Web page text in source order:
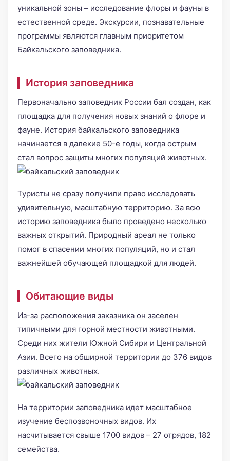
уникальной зоны – исследование флоры и фауны в
естественной среде. Экскурсии, познавательные
программы являются главным приоритетом
Байкальского заповедника.
История заповедника
Первоначально заповедник России бал создан, как
площадка для получения новых знаний о флоре и
фауне. История байкальского заповедника
начинается в далекие 50-е годы, когда острым
стал вопрос защиты многих популяций животных.
Туристы не сразу получили право исследовать
удивительную, масштабную территорию. За всю
историю заповедника было проведено несколько
важных открытий. Природный ареал не только
помог в спасении многих популяций, но и стал
важнейшей обучающей площадкой для людей.
Обитающие виды
Из-за расположения заказника он заселен
типичными для горной местности животными.
Среди них жители Южной Сибири и Центральной
Азии. Всего на обширной территории до 376 видов
различных животных.
На территории заповедника идет масштабное
изучение беспозвоночных видов. Их
насчитывается свыше 1700 видов – 27 отрядов, 182
семейства.